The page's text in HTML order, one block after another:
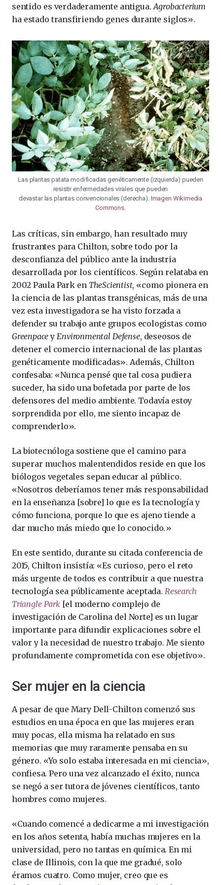
sentido es verdaderamente antigua. Agrobacterium
ha estado transfiriendo genes durante siglos».
Las plantas patata modificadas genéticamente (izquierda) pueden
resistir enfermedades virales que pueden
devastar las plantas convencionales (derecha). Imagen Wikimedia
Commons.
Las críticas, sin embargo, han resultado muy
frustrantes para Chilton, sobre todo por la
desconfianza del público ante la industria
desarrollada por los científicos. Según relataba en
2002 Paula Park en TheScientist, «como pionera en
la ciencia de las plantas transgénicas, más de una
vez esta investigadora se ha visto forzada a
defender su trabajo ante grupos ecologistas como
Greenpacey Environmental Defense, deseosos de
detener el comercio internacional de las plantas
genéticamente modificadas». Además, Chilton
confesaba: «Nunca pensé que tal cosa pudiera
suceder, ha sido una bofetada por parte de los
defensores del medio ambiente. Todavía estoy
sorprendida por ello, me siento incapaz de
comprenderlo».
La biotecnóloga sostiene que el camino para
superar muchos malentendidos reside en que los
biólogos vegetales sepan educar al público.
«Nosotros deberíamos tener más responsabilidad
en la enseñanza [sobre] lo que es la tecnología y
cómo funciona, porque lo que es ajeno tiende a
dar mucho más miedo que lo conocido.»
En este sentido, durante su citada conferencia de
2015, Chilton insistía: «Es curioso, pero el reto
más urgente de todos es contribuir a que nuestra
tecnología sea públicamente aceptada. Research
Triangle Park [el moderno complejo de
investigación de Carolina del Norte] es un lugar
importante para difundir explicaciones sobre el
valor y la necesidad de nuestro trabajo. Me siento
profundamente comprometida con ese objetivo».
Ser mujer en la ciencia
A pesar de que Mary Dell-Chilton comenzó sus
estudios en una época en que las mujeres eran
muy pocas, ella misma ha relatado en sus
memorias que muy raramente pensaba en su
género. «Yo solo estaba interesada en mi ciencia»,
confiesa. Pero una vez alcanzado el éxito, nunca
se negó a ser tutora de jóvenes científicos, tanto
hombres como mujeres.
«Cuando comencé a dedicarme a mi investigación
en los años setenta, había muchas mujeres en la
universidad, pero no tantas en química. En mi
clase de Illinois, con la que me gradué, solo
éramos cuatro. Como mujer, creo que es